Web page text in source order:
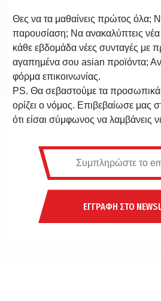
Θες να τα μαθαίνεις πρώτος όλα;
παρουσίαση; Να ανακαλύπτεις
κάθε εβδομάδα νέες συνταγές με
αγαπημένα σου asian προϊόντα;
φόρμα επικοινωνίας.
PS. Θα σεβαστούμε τα
ορίζει ο νόμος. Επιβεβαίωσε μας
ότι είσαι σύμφωνος να λαμβάνεις
ΕΓΓΡΑΦΗ ΣΤΟ